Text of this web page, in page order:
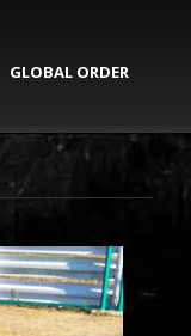
GLOBAL ORDER